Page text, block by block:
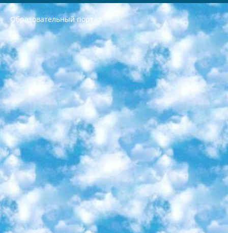
Образовательный портал
РЕСПУБЛИКА УЗБЕКИСТАН МИНИСТРЕРСТВО ДОШКОЛЬНОГО И ШКОЛЬНОГО ОБРАЗОВАНИЯ КОМАНДА в общеобразовательных учреждениях в 2023-2024 учебном году организация и проведение итоговой государственной аттестации обучающихся о Министра дошкольного и школьного образования Республики Узбекистан от 4 марта 2008 года (постановлением Минюста от 20 марта 2008 года № 1778 государственной регистрации) «Итоговое состояние учащихся общего среднего образования на основании положения об утверждении положения об аттестации общего среднего образования выпускной экзамен студентов в образовательных учреждениях в 2023-2024 учебном году В целях организации и прохождения аттестации приказываю: 1. Следующее: перечень предметов, по которым будет проводиться итоговая государственная аттестация и экзамен формы перевода согласно приложению 1; сертификаты международного образца, оценивающие уровень владения иностранными языками перечень согласно приложению 2; 2. Педагогический при специализированных образовательных учреждениях. научно-практический центр квалификации и международной оценки (Д.Давидова) 2024 г. До 25 марта: задания по предметам, по которым будет проводиться итоговая аттестация разработка и утверждение технических условий; итоговая аттестация на основании разработанного предметного задания разработка вопросов по предметам (устно и письменно), экзамен передача; общеобразовательные средние школы и специальные учебные заведения учащиеся выпускных классов школ и интернатов в агентской системе подготовка базы данных экзаменационных материалов и критериев оценки; перевод базы экзаменационных материалов на все языки обучения подать в Республиканский образовательный центр для изготовления; варианты экзаменов на основе разработанных контрольных материалов пусть будут поставлены задачи формирования. 3. Республиканский образовательный центр (Ш.Худайкулов) до 5 апреля 2024 года. до: база данных предоставленных экзаменационных материалов на все языки обучения перевод и экспертиза; для слепых, слабовидящих, глухих, слабослышащих и умственно отсталых детей учащиеся выпускных классов специализированных школ и школ-интернатов база данных экзаменационных материалов на всех преподаваемых языках подготовка критериев оценки; специализированные школы для умственно отсталых детей и технологии для учащихся выпускных классов школ-интернатов разработка соответствующих рекомендаций и критериев проведения ЕГЭ по естествознанию давать задания. 4. Педагогический при специализированных образовательных учреждениях. Научно-практический центр навыков и международной оценки (Д.Давидова), Республика образовательный центр (Худайкулов Ш.) итоговый государственный аттестационный экзамен ориентирован на творческое и логическое мышление при подготовке базы материалов учитывать введение заданий. 5. Следует отметить, что: сертификат государственного образца о знании общеобразовательного предмета и как минимум национальный уровень B1 по предметам на иностранных языках, указанным в Приложении 2. или международно признанный сертификат эквивалентного уровня студенты, изучающие определенный предмет, освобождаются от экзамена; по соответствующим предметам запланирована итоговая государственная аттестация за день до дня, путем жеребьевки Рабочей группой (в письменной форме по предметам, проводимым в форме) из числа сформированных вариантов выбрано 2 варианта; 2 выбранных варианта экзамена анонсированы на официальном сайте министерства и все выпускники по всей стране на основе этих вариантов проводит итоговую государственную аттестацию. 6. Государственное образование учащихся средних общеобразовательных учреждений. знания в соответствии с квалификационными требованиями, которые необходимо приобрести на основании стандартов итоговый (выпускной) контроль для 9 и 11 классов в целях тестирования Экзамены (далее – экзамены) состоят из предметов, перечисленных в приложении 1. будет сделано. 7. Экзамены пройдут с 26 мая по 15 июня 2024 г. (кроме науки физического воспитания). 8. Физическая для учащихся 9 классов общесредних образовательных учреждений. Экзамены по предмету «Образование, квалификация медицина» 1-6 мая 2024 года. сотрудники перевести под присмотр (с отклонениями в физическом или умственном развитии) специализированная школа для детей, школы-интернаты и со сколиозом школы-интернаты санаторного типа для больных детей исключены). 9. Он был слепым, слабовидящим и имел нарушения опорно-двигательного аппарата. экзамены в специализированных школах и интернатах для детей должны проводиться исходя из требований, предъявляемых к общеобразовательным учреждениям (физкультура кроме науки). 10. Специализированная школа для глухих и слабослышащих детей. и экзамены в интернатах и быть реализован в виде письменного теста по математике. 11. Специальность для умственно отсталых детей. Для 9 класса Родной язык и литературное письмо Государственный язык (язык обучения – узбекский). для неклассов) написано Математическое письмо Письменная/устная история Узбекистана Физическое воспитание практично Итоговый контроль Для 11 класса Написание родного языка и литературы (эссе) Математическое письмо Узбекский язык (обучение на узбекском языке) не посещающее общее среднее образование для учреждений)/Образовательное учреждение выбор письменный и устный Иностранный язык письменный/устный Письменная/устная история Узбекистана *По выбору студента:  Химия  Физика  Основы государственного права  География 10 бесплатных образовательных ресурсов - Мы составили подборку онлайн-проектов с интерактивными упражнениями, видеолекциями и статьями. Они помогут вам обрести новые и освежить старые знания бесплатно. 1. «ИНТУИТ» Старейшая образовательная площадка Рунета. Здесь вы найдёте сотни текстовых и видеокурсов на десятки различных тем — от программирования до психологии. Многие курсы подготовлены российскими университетами и крупными международными компаниями вроде Intel и Microsoft. Самостоятельное обучение бесплатное, но желающие могут оплатить услуги персональных наставников. 2. «Смартия» знакомит с актуальными профессиями и подсказывает, как им обучаться. Выбрав заинтересовавшую вас специальность — SMM-специалист, фотограф, веб-дизайнер или другую, — увидите список необходимых для неё умений. Чтобы вы могли освоить их самостоятельно, для каждого умения площадка отображает подборку ссылок на учебные материалы. Хотя «Смартия» ориентируется на русскоязычную аудиторию, часть контента всё же доступна только на английском. 3. «Лекторий Физтеха» Проект Московского физико-технического института (Физтеха). С его помощью вы можете смотреть онлайн серии лекций, записанные на видео в этом вузе. В числе доступных предметов — физика, биология, химия, информационные технологии и другие. К некоторым лекциям администрация ресурса прилагает готовые конспекты, которые можно скачивать в PDF-формате. 4. ITMOcourses Онлайн-площадка Санкт-Петербургского национального исследовательского университета информационных технологий, механики и оптики (ИТМО). Ресурс предоставляет свободный доступ к курсам, разработанным в этом вузе. Каталог материалов разбит на четыре категории: «Оптические системы и технологии», «Приборостроение и робототехника», «Информационные технологии» и «Биотехнологии». Курсы состоят из видеолекций, интерактивных демонстраций и заданий. 5. «КиберЛенинка» Электронная научная библиотека открытого доступа. Каталог площадки регулярно обрастает текстами статей из различных научных изданий. Сгруппированные по журналам и рубрикам публикации можно читать онлайн или скачивать целиком в PDF-формате. Проект нацелен на популяризацию науки за счёт открытого доступа к качественной информации. 6. «ПостНаука» На этом ресурсе публикуют подборки видеолекций, составленные экспертами из разных отраслей и объединённые общими темами. Среди них, к примеру, есть серии «Биоинформатика и геномика», «Культура средневековой Скандинавии» и Cinema Studies о теории кино. Каждая подборка лекций — логически связанная история, рассказанная экспертом от первого лица. Кроме того, на сайте появляются научно-образовательные статьи и тесты на разные темы. 7. «Newочём» Команда проекта «Newочём» отбирает самые интересные тексты из англоязычных СМИ и переводит те из них, за которые голосуют участники сообщества «ВКонтакте». По большей части это научно-популярные статьи. Редакторы придумывают лишь заголовки, в остальном содержание переводов соответствует оригиналам. Полные тексты можно читать прямо в социальной сети. 8. InternetUrok Онлайн-база материалов по основным дисциплинам школьной программы. Информация на сайте структурирована по классам, предметам и темам (урокам). Каждый урок состоит из видеолекций и конспектов. Есть также интерактивные тренажёры и тесты для закрепления пройденного материала. Даже если вы давно окончили школу, возможность повторить программу старших классов всегда может пригодиться. 9. Edutainme Ещё один ресурс об образовании. В отличие от Newtonew, как мне кажется, Edutainme больше ориентируется на представителей индустрии: педагогов, предпринимателей, разработчиков образовательных проектов. Но и любой, кто просто стремится к саморазвитию, найдёт на сайте много полезного и интересного для себя. Например, информацию о новых курсах и образовательных сервисах. 10. Newtonew Онлайн-медиа об образовании и обучении в широком смысле. Авторы Newtonew пишут об инструментах, заведениях, тактиках и стратегиях, которые помогают учить других и получать новые знания самостоятельно. На этой площадке вы найдёте новости, обзоры, аналитические мат